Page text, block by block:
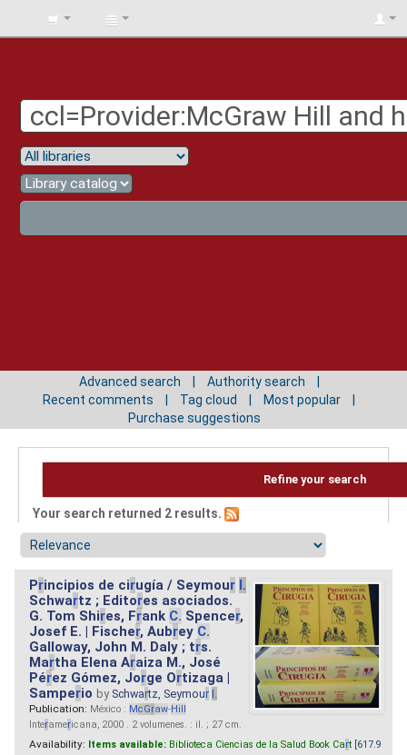
BIBLIOTECA
Advanced search
Authority search
Recent comments
Tag cloud
Most popular
Purchase suggestions
Refine your search
Your search returned 2 results.
Principios de cirugía / Seymour I.
Schwartz ; Editores asociados.
G. Tom Shires, Frank C. Spencer,
Josef E. | Fischer, Aubrey C.
Galloway, John M. Daly ; trs.
Martha Elena Araiza M., José
Pérez Gómez, Jorge Ortizaga |
Samperio by Schwartz, Seymour I.
Publication: México : McGraw-Hill
Interamericana, 2000 . 2 volumenes. : il. ; 27 cm.
Availability: Items available: Biblioteca Ciencias de la Salud Book Cart [ 617.9